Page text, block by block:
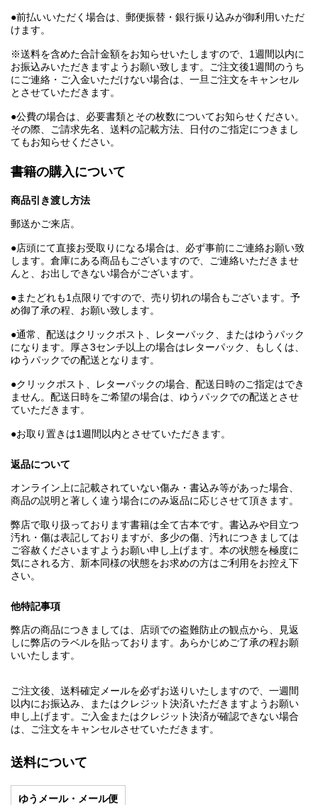
●前払いいただく場合は、郵便振替・銀行振り込みが御利用いただ
けます。
※送料を含めた合計金額をお知らせいたしますので、1週間以内に
お振込みいただきますようお願い致します。ご注文後1週間のうち
にご連絡・ご入金いただけない場合は、一旦ご注文をキャンセル
とさせていただきます。
●公費の場合は、必要書類とその枚数についてお知らせください。
その際、ご請求先名、送料の記載方法、日付のご指定につきまし
てもお知らせください。
書籍の購入について
商品引き渡し方法
郵送かご来店。
●店頭にて直接お受取りになる場合は、必ず事前にご連絡お願い致
します。倉庫にある商品もございますので、ご連絡いただきませ
んと、お出しできない場合がございます。
●またどれも1点限りですので、売り切れの場合もございます。予
め御了承の程、お願い致します。
●通常、配送はクリックポスト、レターパック、またはゆうパック
になります。厚さ3センチ以上の場合はレターパック、もしくは、
ゆうパックでの配送となります。
●クリックポスト、レターパックの場合、配送日時のご指定はでき
ません。配送日時をご希望の場合は、ゆうパックでの配送とさせ
ていただきます。
●お取り置きは1週間以内とさせていただきます。
返品について
オンライン上に記載されていない傷み・書込み等があった場合、
商品の説明と著しく違う場合にのみ返品に応じさせて頂きます。
弊店で取り扱っております書籍は全て古本です。書込みや目立つ
汚れ・傷は表記しておりますが、多少の傷、汚れにつきましては
ご容赦くださいますようお願い申し上げます。本の状態を極度に
気にされる方、新本同様の状態をお求めの方はご利用をお控え下
さい。
他特記事項
弊店の商品につきましては、店頭での盗難防止の観点から、見返
しに弊店のラベルを貼っております。あらかじめご了承の程お願
いいたします。
ご注文後、送料確定メールを必ずお送りいたしますので、一週間
以内にお振込み、またはクレジット決済いただきますようお願い
申し上げます。ご入金またはクレジット決済が確認できない場合
は、ご注文をキャンセルさせていただきます。
送料について
ゆうメール・メール便